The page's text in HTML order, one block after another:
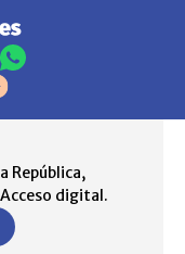
República,
digital.